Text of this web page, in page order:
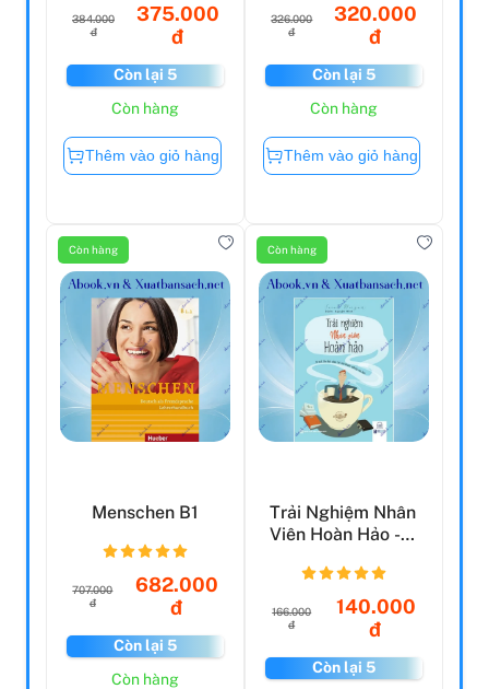
384.000
đ
375.000
đ
Còn lại 5
Còn hàng
Thêm vào giỏ hàng
326.000
đ
320.000
đ
Còn lại 5
Còn hàng
Thêm vào giỏ hàng
Còn hàng
Menschen B1
707.000
đ
682.000
đ
Còn lại 5
Còn hàng
Còn hàng
Trải Nghiệm Nhân
Viên Hoàn Hảo -
Nh...
166.000
đ
140.000
đ
Còn lại 5